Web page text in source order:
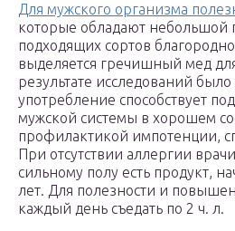
Для мужского организма
которые обладают небольшой
подходящих сортов
выделяется гречишный мед
результате исследований было
употребление способствует
мужской системы в хорошем
профилактикой импотенции,
При отсутствии аллергии
сильному полу есть продукт,
лет. Для полезности и
каждый день съедать по 2 ч. л.